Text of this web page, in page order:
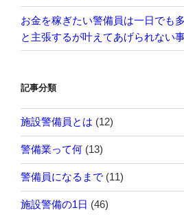
お金を稼ぎたい警備員は一日でも
と主張するが叶えてあげられない
記事分類
施設警備員とは (12)
警備業って何 (13)
警備員になるまで (11)
施設警備の1日 (46)